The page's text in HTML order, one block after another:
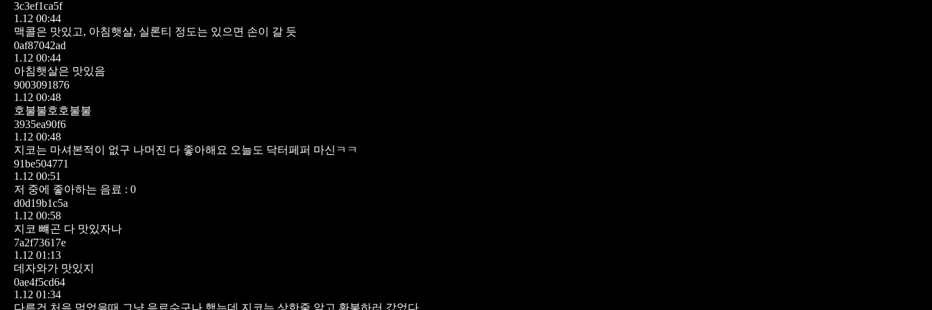
3c3ef1ca5f
1.12 00:44
맥콜은 맛있고, 아침햇살, 실론티 정도는 있으면 손이 갈 듯
0af87042ad
1.12 00:44
아침햇살은 맛있음
9003091876
1.12 00:48
호불불호호불불
3935ea90f6
1.12 00:48
지코는 마셔본적이 없구 나머진 다 좋아해요 오늘도 닥터페퍼 마신ㅋㅋ
91be504771
1.12 00:51
저 중에 좋아하는 음료 : 0
d0d19b1c5a
1.12 00:58
지코 뺴곤 다 맛있자나
7a2f73617e
1.12 01:13
데자와가 맛있지
0ae4f5cd64
1.12 01:34
다른건 처음 먹었을때 그냥 음료수구나 했는데 지코는 상한줄 알고 환불하러 갔었다.